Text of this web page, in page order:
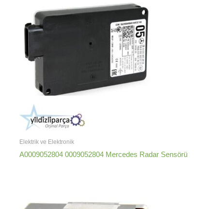
Elektrik ve Elektronik
A0009052804 0009052804 Mercedes Radar Sensörü